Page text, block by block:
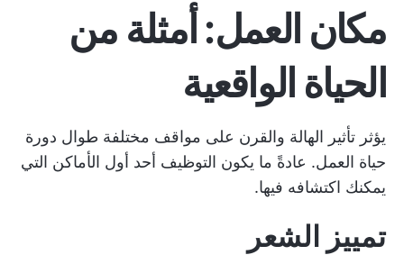
مكان العمل: أمثلة من
الحياة الواقعية
يؤثر تأثير الهالة والقرن على مواقف مختلفة طوال دورة
حياة العمل. عادةً ما يكون التوظيف أحد أول الأماكن التي
يمكنك اكتشافه فيها.
تمييز الشعر